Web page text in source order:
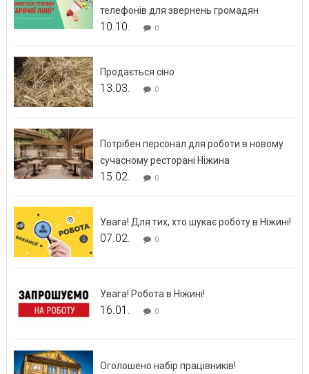
телефонів для звернень громадян
10.10. 0
Продається сіно
13.03. 0
Потрібен персонал для роботи в новому
сучасному ресторані Ніжина
15.02. 0
Увага! Для тих, хто шукає роботу в Ніжині!
07.02. 0
Увага! Робота в Ніжині!
16.01. 0
Оголошено набір працівників!